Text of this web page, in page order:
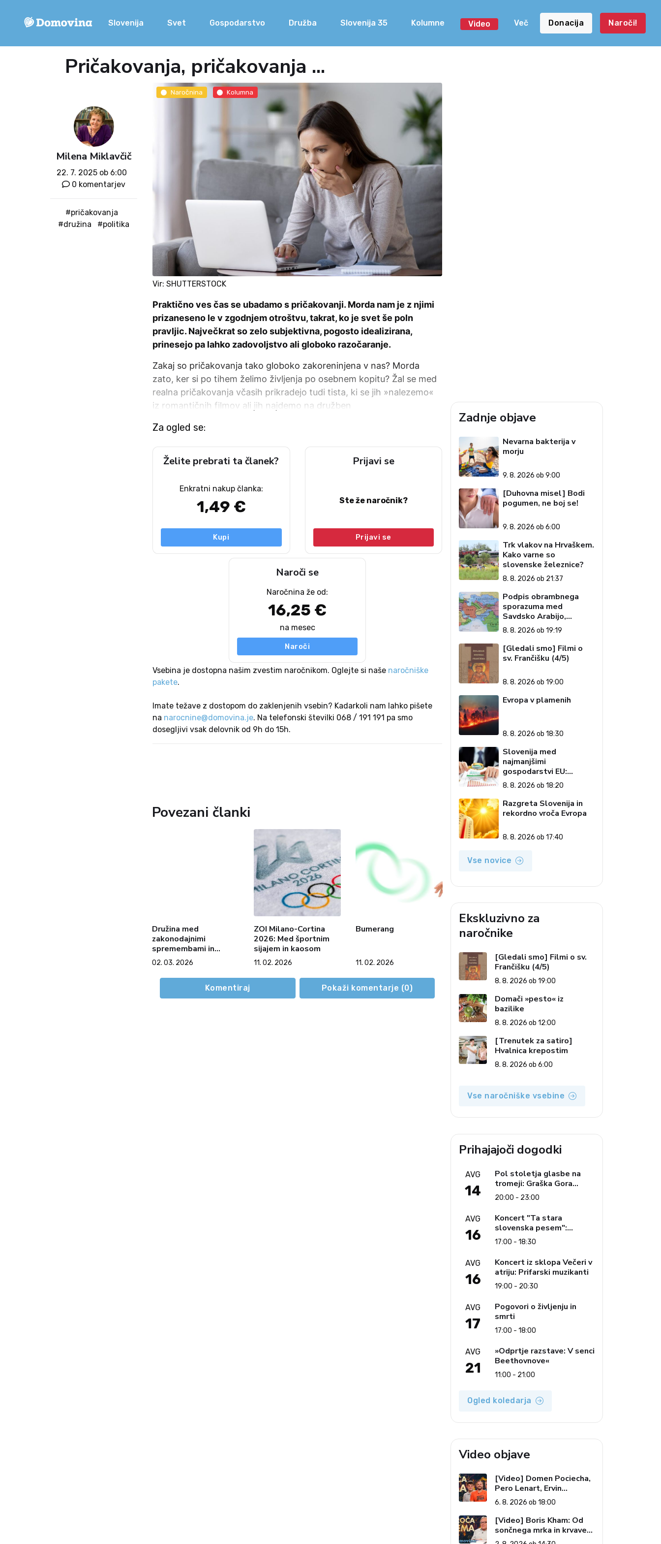
Slovenija Svet Gospodarstvo Družba Slovenija 35 Kolumne Video Več Donacija Naroči!
Pričakovanja, pričakovanja ...
Milena Miklavčič
22. 7. 2025 ob 6:00
0 komentarjev
#pričakovanja
#družina
#politika
Vir: SHUTTERSTOCK
Naročnina Kolumna
Praktično ves čas se ubadamo s pričakovanji. Morda nam je z njimi
prizaneseno le v zgodnjem otroštvu, takrat, ko je svet še poln
pravljic. Največkrat so zelo subjektivna, pogosto idealizirana,
prinesejo pa lahko zadovoljstvo ali globoko razočaranje.
Zakaj so pričakovanja tako globoko zakoreninjena v nas? Morda
zato, ker si po tihem želimo življenja po osebnem kopitu? Žal se med
realna pričakovanja včasih prikradejo tudi tista, ki se jih »nalezemo«
iz romantičnih filmov ali jih najdemo na družben
Za ogled se:
Želite prebrati ta članek?
Enkratni nakup članka:
1,49 €
Kupi
Prijavi se
Ste že naročnik?
Prijavi se
Naroči se
Naročnina že od:
16,25 €
na mesec
Naroči
Vsebina je dostopna našim zvestim naročnikom. Oglejte si naše naročniške
pakete.
Imate težave z dostopom do zaklenjenih vsebin? Kadarkoli nam lahko pišete
na narocnine@domovina.je. Na telefonski številki 068 / 191 191 pa smo
dosegljivi vsak delovnik od 9h do 15h.
Povezani članki
Družina med
zakonodajnimi
spremembami in
finančnimi pritiski
02. 03. 2026
ZOI Milano-Cortina
2026: Med športnim
sijajem in kaosom
11. 02. 2026
Bumerang
11. 02. 2026
Komentiraj Pokaži komentarje (0)
Zadnje objave
Nevarna bakterija v
morju
9. 8. 2026 ob 9:00
[Duhovna misel] Bodi
pogumen, ne boj se!
9. 8. 2026 ob 6:00
Trk vlakov na Hrvaškem.
Kako varne so
slovenske železnice?
8. 8. 2026 ob 21:37
Podpis obrambnega
sporazuma med
Savdsko Arabijo,
Pakistanom in Turčijo
8. 8. 2026 ob 19:19
[Gledali smo] Filmi o
sv. Frančišku (4/5)
8. 8. 2026 ob 19:00
Evropa v plamenih
8. 8. 2026 ob 18:30
Slovenija med
najmanjšimi
gospodarstvi EU:
Golobova vlada pustila
visoke račune državi
8. 8. 2026 ob 18:20
Razgreta Slovenija in
rekordno vroča Evropa
8. 8. 2026 ob 17:40
Vse novice
Ekskluzivno za
naročnike
[Gledali smo] Filmi o sv.
Frančišku (4/5)
8. 8. 2026 ob 19:00
Domači »pesto« iz
bazilike
8. 8. 2026 ob 12:00
[Trenutek za satiro]
Hvalnica krepostim
8. 8. 2026 ob 6:00
Vse naročniške vsebine
Prihajajoči dogodki
AVG
14
Pol stoletja glasbe na
tromeji: Graška Gora
obeležuje 50. jubilejni
festival narodno-zabavne
glasbe
20:00 - 23:00
AVG
16
Koncert "Ta stara
slovenska pesem":
Ljudski pevci Jezerci
17:00 - 18:30
AVG
16
Koncert iz sklopa Večeri v
atriju: Prifarski muzikanti
19:00 - 20:30
AVG
17
Pogovori o življenju in
smrti
17:00 - 18:00
AVG
21
»Odprtje razstave: V senci
Beethovnove«
11:00 - 21:00
Ogled koledarja
Video objave
[Video] Domen Pociecha,
Pero Lenart, Ervin
Kostanjšek: Šport
specialcev (Vroča tema, 6.
8. 2026)
6. 8. 2026 ob 18:00
[Video] Boris Kham: Od
sončnega mrka in krvave
lune do slovenskih